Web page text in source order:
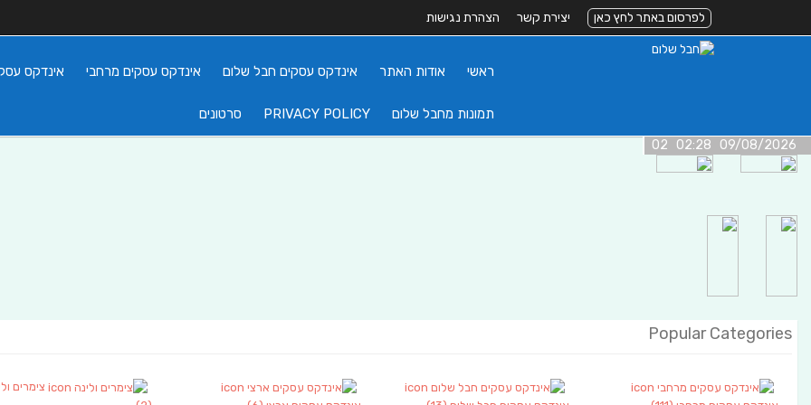
לפרסום באתר לחץ כאן יצירת קשר הצהרת נגישות
ראשי אודות האתר אינדקס עסקים חבל שלום אינדקס עסקים מרחבי אינדקס
תמונות מחבל שלום PRIVACY POLICY סרטונים
09/08/2026 02:28 02
Popular Categories
צימרים